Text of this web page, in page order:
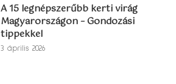
A 15 legnépszerűbb kerti virág
Magyarországon – Gondozási
tippekkel
3 április 2026